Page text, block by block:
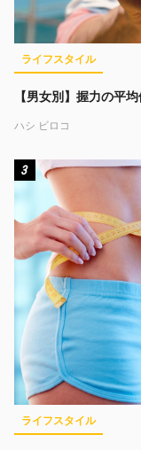
ライフスタイル
【男女別】握力の平
ハシ ビロコ
3
ライフスタイル